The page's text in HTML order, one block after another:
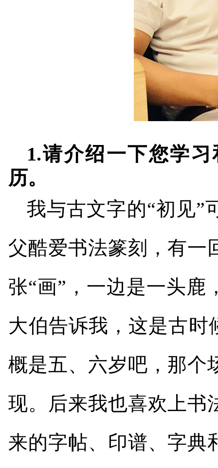
1.请介绍一下您学
历。
我与古文字的“初见”
父酷爱书法篆刻，有一
张“画”，一边是一头鹿
大伯告诉我，这是古时
概是五、六岁吧，那个
现。后来我也喜欢上书
来的字帖、印谱、字典